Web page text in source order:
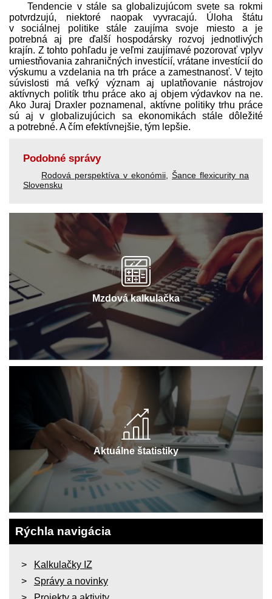
Tendencie v stále sa globalizujúcom svete sa rokmi
potvrdzujú, niektoré naopak vyvracajú. Úloha štátu
v sociálnej politike stále zaujíma svoje miesto a je
potrebná aj pre ďalší hospodársky rozvoj jednotlivých
krajín. Z tohto pohľadu je veľmi zaujímavé pozorovať vplyv
umiestňovania zahraničných investícií, vrátane investícií do
výskumu a vzdelania na trh práce a zamestnanosť. V tejto
súvislosti má veľký význam aj uplatňovanie nástrojov
aktívnych politík trhu práce ako aj objem výdavkov na ne.
Ako Juraj Draxler poznamenal, aktívne politiky trhu práce
sú aj v globalizujúcich sa ekonomikách stále dôležité
a potrebné. A čím efektívnejšie, tým lepšie.
Podobné správy
Rodová perspektíva v ekonómii
Šance flexicurity na
Slovensku
Mzdová kalkulačka
Aktuálne štatistiky
Rýchla navigácia
Kalkulačky IZ
Správy a novinky